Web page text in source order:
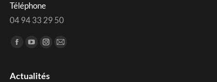
Téléphone
04 94 33 29 50
Trouvez nous sur :
Facebook
opens
YouTube
opens
Instagram
opens
Mail
Actualités